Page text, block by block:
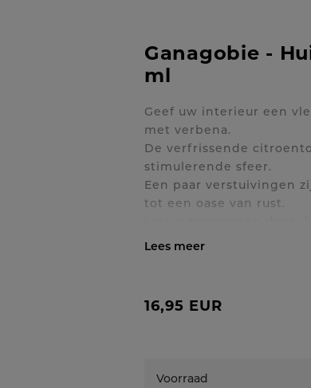
Ganagobie -
ml
Geef uw interieur een
met verbena.
De verfrissende
stimulerende sfeer.
Een paar verstuivingen
tot een oase van rust.
16,95 EUR
Voorraad